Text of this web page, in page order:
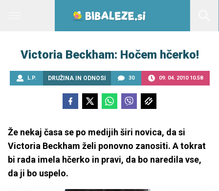
Victoria Beckham: Hočem hčerko!
L.P. DRUŽINA IN ODNOSI 30 09. 04. 2010 10.58
Že nekaj časa se po medijih širi novica, da si
Victoria Beckham želi ponovno zanositi. A tokrat
bi rada imela hčerko in pravi, da bo naredila vse,
da ji bo uspelo.